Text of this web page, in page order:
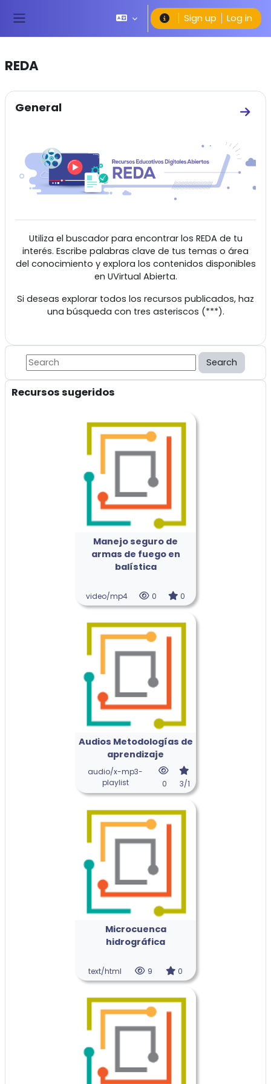
Sign up Log in
REDA
Section outline
General
Go
Utiliza el buscador para encontrar los REDA de tu
interés. Escribe palabras clave de tus temas o área
del conocimiento y explora los contenidos disponibles
en UVirtual Abierta.
Si deseas explorar todos los recursos publicados, haz
una búsqueda con tres asteriscos (***).
Blocks
Search
Skip Recursos sugeridos
Recursos sugeridos
Manejo seguro de
armas de fuego en
balística
video/mp4 0 0
Audios Metodologías de
aprendizaje
audio/x-mp3-
playlist
0 3/1
Microcuenca
hidrográfica
text/html 9 0